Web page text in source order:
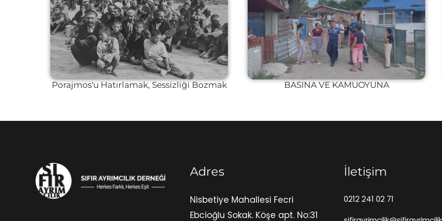
Porajmos'u Hatırlamak, Sessizliği Bozmak BASINA VE KAMUOYUNA
Adres
Nisbetiye Mahallesi Fecri
Ebcioğlu Sokak. Köşe apt. No:31
İletişim
0212 241 02 71